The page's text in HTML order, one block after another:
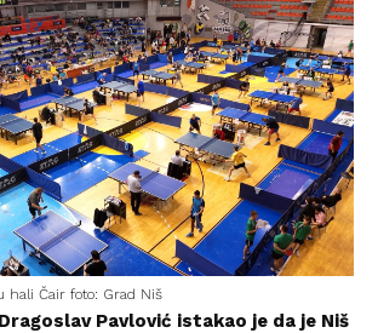
hali Čair foto: Grad Niš
Pavlović istakao je da je Niš